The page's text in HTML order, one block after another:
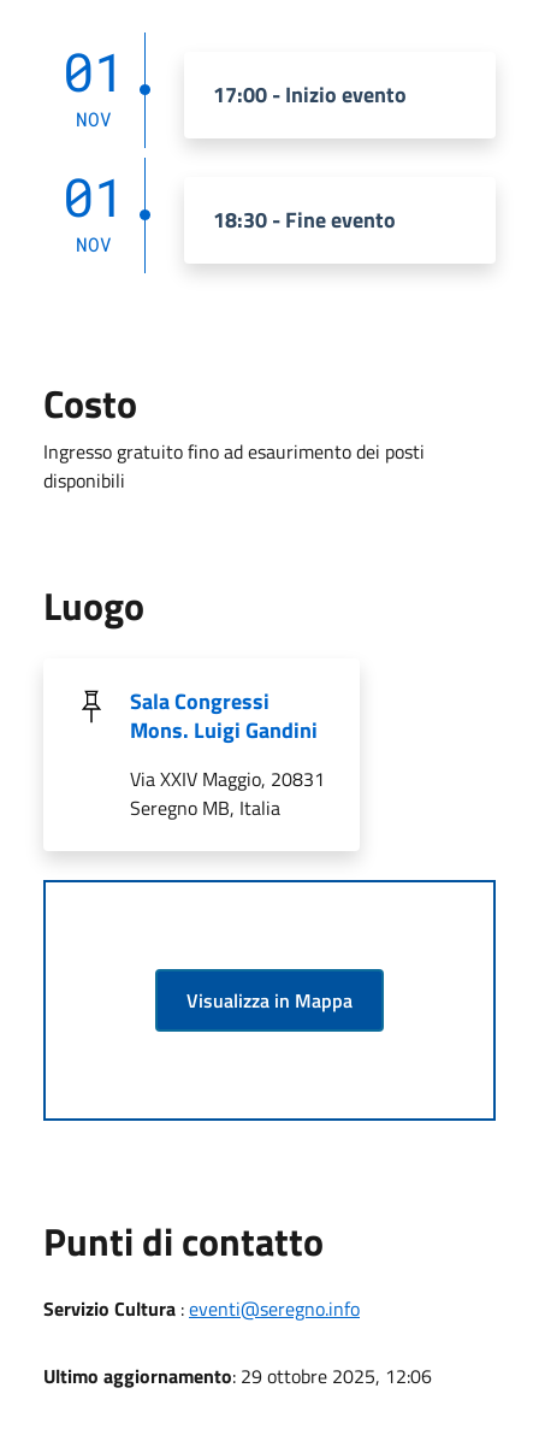
01
NOV
17:00 - Inizio evento
01
NOV
18:30 - Fine evento
Costo
Ingresso gratuito fino ad esaurimento dei posti
disponibili
Luogo
Sala Congressi
Mons. Luigi Gandini
Via XXIV Maggio, 20831
Seregno MB, Italia
Visualizza in Mappa
Punti di contatto
Servizio Cultura :eventi@seregno.info
Ultimo aggiornamento: 29 ottobre 2025, 12:06